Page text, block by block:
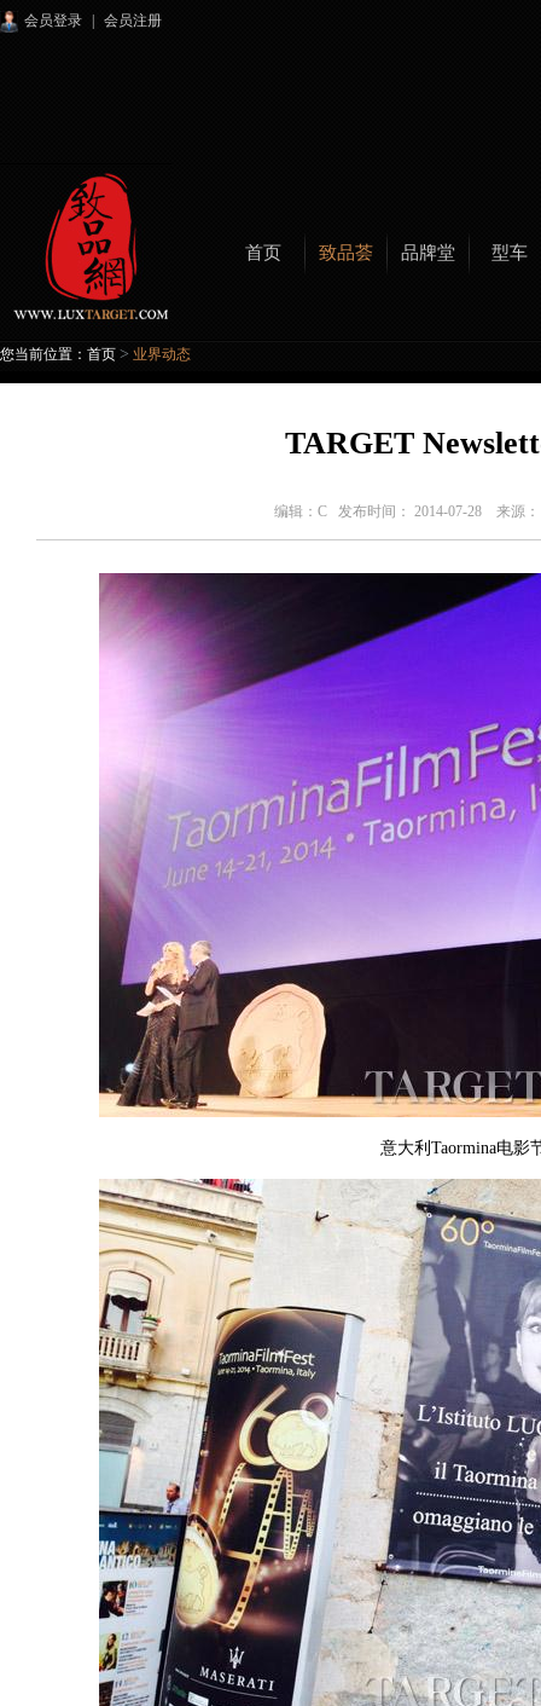
会员登录 会员注册
首页 致品荟 品牌堂 型车
您当前位置： 首页 > 业界动态
TARGET
编辑： C 发布时间： 2014-07-28 来源
意大利Taormina电影